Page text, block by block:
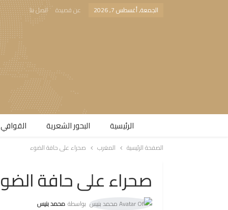
الجمعة, أغسطس 7, 2026 عن قصيدة اتصل بنا
الرئيسية البحور الشعرية​
الصفحة الرئيسية المغرب صحراء على حافة الضوء
صحراء على حافة
بواسطة محمد بنيس